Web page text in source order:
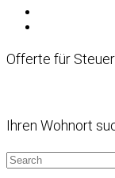
Offerte für
Ihren Wohnort